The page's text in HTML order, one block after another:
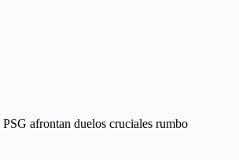
afrontan duelos cruciales rumbo